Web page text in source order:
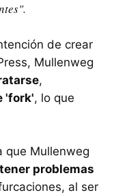
de crear
Mullenweg
,
'fork', lo que
que Mullenweg
problemas
al ser